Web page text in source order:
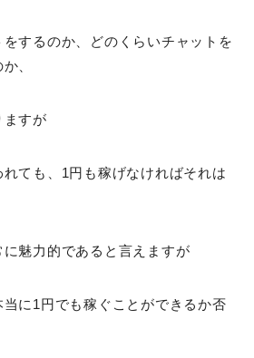
するのか、どのくらいチャットを
、
ますが
ても、1円も稼げなければそれは
魅力的であると言えますが
に1円でも稼ぐことができるか否